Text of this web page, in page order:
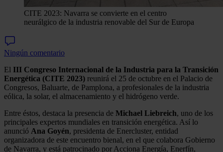
CITE 2023: Navarra se convierte en el centro
neurálgico de la industria renovable del Sur de Europa
Ningún comentario
El III Congreso Internacional de la Industria para la Transición
Energética (CITE 2023) reunirá el 25 de octubre en el Palacio de
Congresos, Baluarte, de Pamplona, a profesionales de la industria
eólica, la solar, el almacenamiento y el hidrógeno verde.
Entre éstos, destaca la presencia de Michael Liebreich, uno de los
principales expertos mundiales en transición energética. Así lo
anunció Ana Goyén, presidenta de Enercluster, entidad
organizadora de este encuentro bienal, en el que colabora Gobierno
de Navarra, y está patrocinado por Acciona Energía, Enerfín,